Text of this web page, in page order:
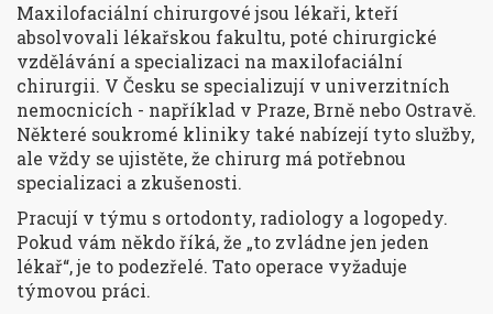
Maxilofaciální chirurgové jsou lékaři, kteří
absolvovali lékařskou fakultu, poté chirurgické
vzdělávání a specializaci na maxilofaciální
chirurgii. V Česku se specializují v univerzitních
nemocnicích - například v Praze, Brně nebo Ostravě.
Některé soukromé kliniky také nabízejí tyto služby,
ale vždy se ujistěte, že chirurg má potřebnou
specializaci a zkušenosti.
Pracují v týmu s ortodonty, radiology a logopedy.
Pokud vám někdo říká, že „to zvládne jen jeden
lékař“, je to podezřelé. Tato operace vyžaduje
týmovou práci.